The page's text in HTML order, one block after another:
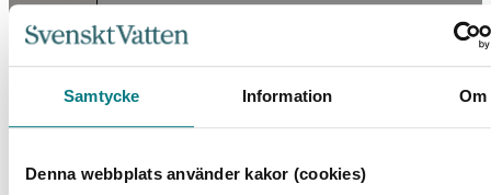
Samtycke Information Om
Denna webbplats använder kakor (cookies)
Biogasuppgradering – en teknisk överblick